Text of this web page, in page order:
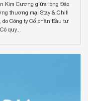
Kim Cương giữa lòng Đảo
thương mại Stay & Chill
Công ty Cổ phần Đầu tư
quy...